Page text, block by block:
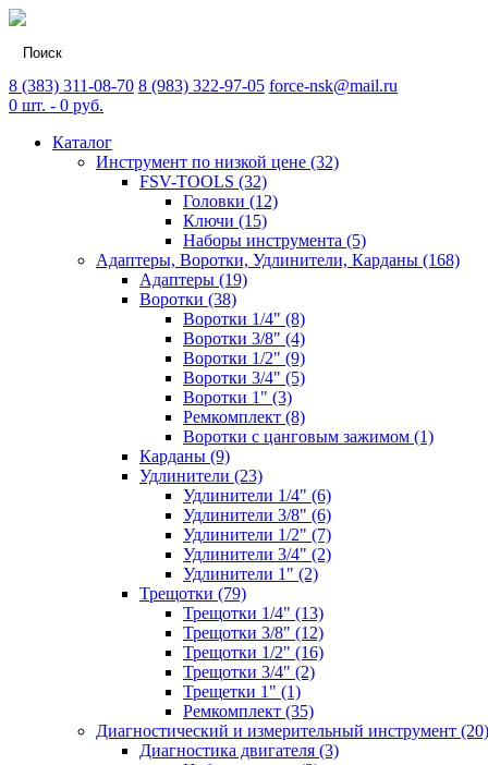
8 (383) 311-08-70 8 (983) 322-97-05 force-nsk@mail.ru
0 шт. - 0 руб.
Каталог
Инструмент по низкой цене (32)
FSV-TOOLS (32)
Головки (12)
Ключи (15)
Наборы инструмента (5)
Адаптеры, Воротки, Удлинители, Карданы (168)
Адаптеры (19)
Воротки (38)
Воротки 1/4" (8)
Воротки 3/8" (4)
Воротки 1/2" (9)
Воротки 3/4" (5)
Воротки 1" (3)
Ремкомплект (8)
Воротки с цанговым зажимом (1)
Карданы (9)
Удлинители (23)
Удлинители 1/4" (6)
Удлинители 3/8" (6)
Удлинители 1/2" (7)
Удлинители 3/4" (2)
Удлинители 1" (2)
Трещотки (79)
Трещотки 1/4" (13)
Трещотки 3/8" (12)
Трещотки 1/2" (16)
Трещотки 3/4" (2)
Трещетки 1" (1)
Ремкомплект (35)
Диагностический и измерительный инструмент (20)
Диагностика двигателя (3)